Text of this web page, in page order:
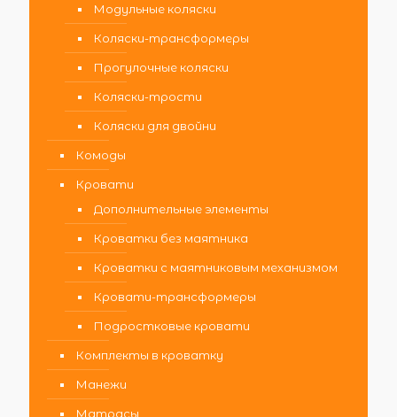
Модульные коляски
Коляски-трансформеры
Прогулочные коляски
Коляски-трости
Коляски для двойни
Комоды
Кровати
Дополнительные элементы
Кроватки без маятника
Кроватки с маятниковым механизмом
Кровати-трансформеры
Подростковые кровати
Комплекты в кроватку
Манежи
Матрасы